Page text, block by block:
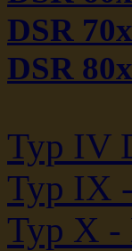
DSR
DSR
Typ IV
Typ IX
Typ X -